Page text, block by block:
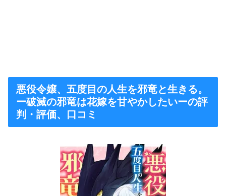
悪役令嬢、五度目の人生を邪竜と生きる。
ー破滅の邪竜は花嫁を甘やかしたいーの評
判・評価、口コミ